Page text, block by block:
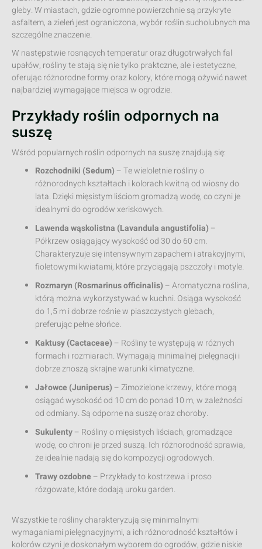
gleby. W miastach, gdzie ogromne powierzchnie są przykryte
asfaltem, a zieleń jest ograniczona, wybór roślin sucholubnych ma
szczególne znaczenie.
W następstwie rosnących temperatur oraz długotrwałych fal
upałów, rośliny te stają się nie tylko praktczne, ale i estetyczne,
oferując różnorodne formy oraz kolory, które mogą ożywić nawet
najbardziej wymagające miejsca w ogrodzie.
Przykłady roślin odpornych na
suszę
Wśród popularnych roślin odpornych na suszę znajdują się:
Rozchodniki (Sedum) – Te wieloletnie rośliny o
różnorodnych kształtach i kolorach kwitną od wiosny do
lata. Dzięki mięsistym liściom gromadzą wodę, co czyni je
idealnymi do ogrodów xeriskowych.
Lawenda wąskolistna (Lavandula angustifolia) –
Półkrzew osiągający wysokość od 30 do 60 cm.
Charakteryzuje się intensywnym zapachem i atrakcyjnymi,
fioletowymi kwiatami, które przyciągają pszczoły i motyle.
Rozmaryn (Rosmarinus officinalis) – Aromatyczna roślina,
którą można wykorzystywać w kuchni. Osiąga wysokość
do 1,5 m i dobrze rośnie w piaszczystych glebach,
preferując pełne słońce.
Kaktusy (Cactaceae) – Rośliny te występują w różnych
formach i rozmiarach. Wymagają minimalnej pielęgnacji i
dobrze znoszą skrajne warunki klimatyczne.
Jałowce (Juniperus) – Zimozielone krzewy, które mogą
osiągać wysokość od 10 cm do ponad 10 m, w zależności
od odmiany. Są odporne na suszę oraz choroby.
Sukulenty– Rośliny o mięsistych liściach, gromadzące
wodę, co chroni je przed suszą. Ich różnorodność sprawia,
że idealnie nadają się do kompozycji ogrodowych.
Trawy ozdobne – Przykłady to kostrzewa i proso
rózgowate, które dodają uroku garden.
Wszystkie te rośliny charakteryzują się minimalnymi
wymaganiami pielęgnacyjnymi, a ich różnorodność kształtów i
kolorów czyni je doskonałym wyborem do ogrodów, gdzie niskie